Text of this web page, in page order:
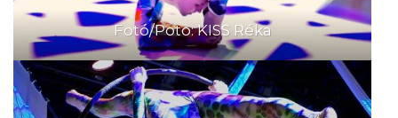
Fotó/Poto: KISS Réka